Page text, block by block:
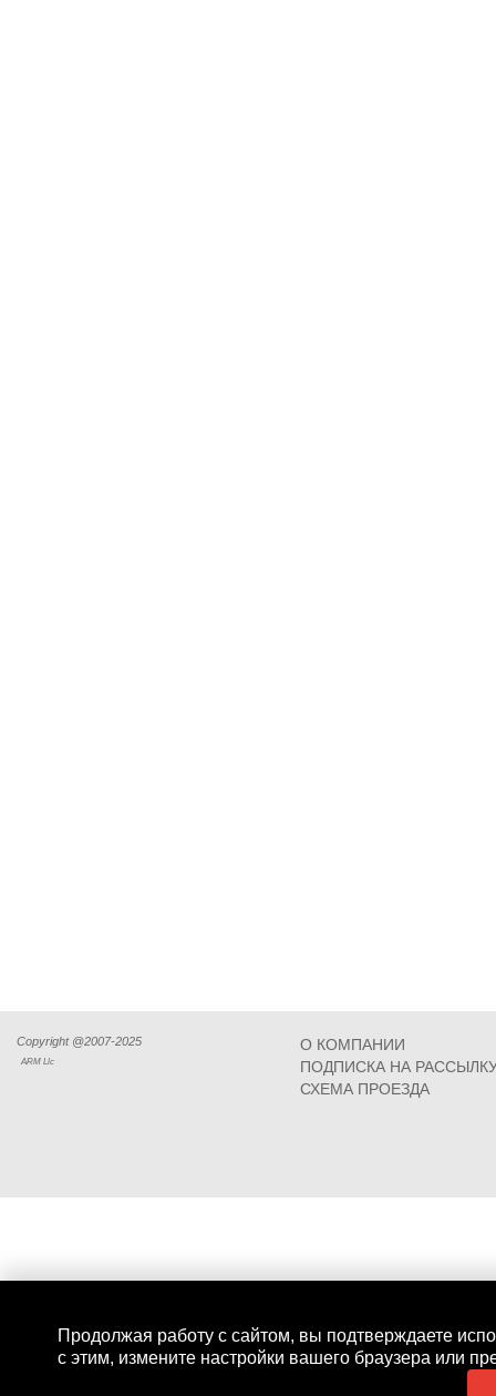
Продолжая работу с сайтом, вы подтверждаете
с этим, измените настройки вашего браузера или
Copyright @2007-2025
ARM Llc
О КОМПАНИИ
ПОДПИСКА НА
СХЕМА ПРОЕЗДА